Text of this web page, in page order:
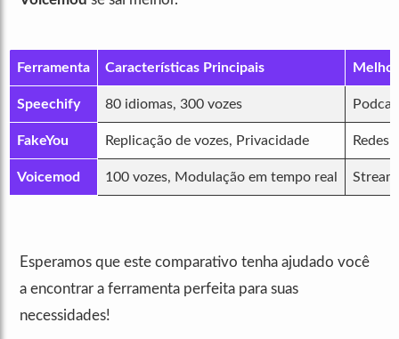
Ferramenta Características Principais
Speechify 80 idiomas, 300 vozes
FakeYou Replicação de vozes, Privacidade Redes
Voicemod 100 vozes, Modulação em tempo real
Esperamos que este comparativo tenha ajudado você
a encontrar a ferramenta perfeita para suas
necessidades!